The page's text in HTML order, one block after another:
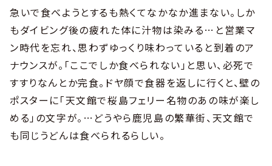
急いで食べようとするも熱くてなかなか進まない。しか
もダイビング後の疲れた体に汁物は染みる…と営業マ
ン時代を忘れ、思わずゆっくり味わっていると到着のア
ナウンスが。「ここでしか食べられない」と思い、必死で
すすりなんとか完食。ドヤ顔で食器を返しに行くと、壁の
ポスターに「天文館で桜島フェリー名物のあの味が楽し
める」の文字が。…どうやら鹿児島の繁華街、天文館で
も同じうどんは食べられるらしい。